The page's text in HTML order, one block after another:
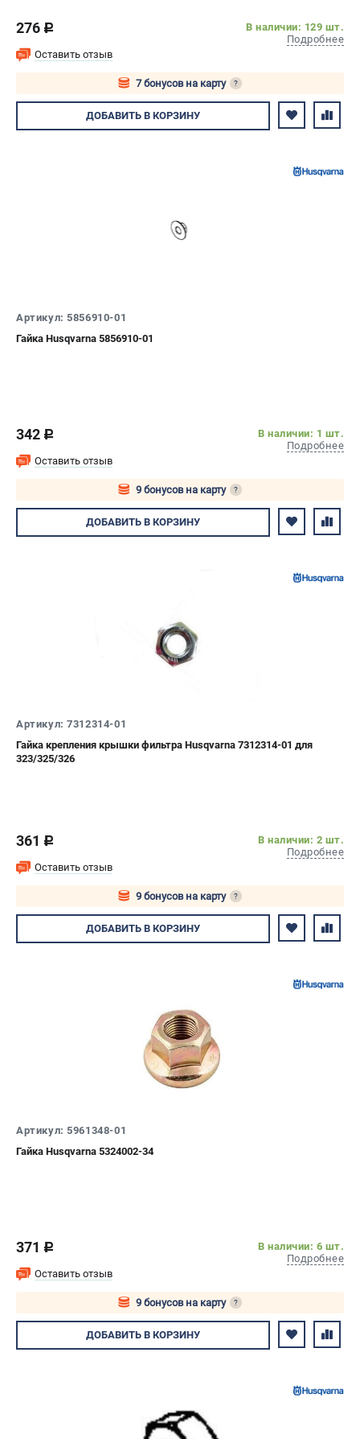
276 c
В наличии: 129 шт.
Подробнее
Оставить отзыв
7 бонусов на карту ?
Авторизуйтесь
ДОБАВИТЬ В КОРЗИНУ
Артикул: 5856910-01
Гайка Husqvarna 5856910-01
342 c
В наличии: 1 шт.
Подробнее
Оставить отзыв
9 бонусов на карту ?
Авторизуйтесь
ДОБАВИТЬ В КОРЗИНУ
Артикул: 7312314-01
Гайка крепления крышки фильтра Husqvarna 7312314-01 для
323/325/326
361 c
В наличии: 2 шт.
Подробнее
Оставить отзыв
9 бонусов на карту ?
Авторизуйтесь
ДОБАВИТЬ В КОРЗИНУ
Артикул: 5961348-01
Гайка Husqvarna 5324002-34
371 c
В наличии: 6 шт.
Подробнее
Оставить отзыв
9 бонусов на карту ?
Авторизуйтесь
ДОБАВИТЬ В КОРЗИНУ